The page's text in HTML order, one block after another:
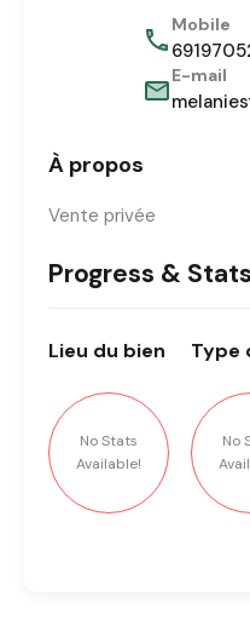
Mobile
E-mail
À propos
Vente privée
Progress & Stats
Lieu du bien
No Stats
Available!
Type
No